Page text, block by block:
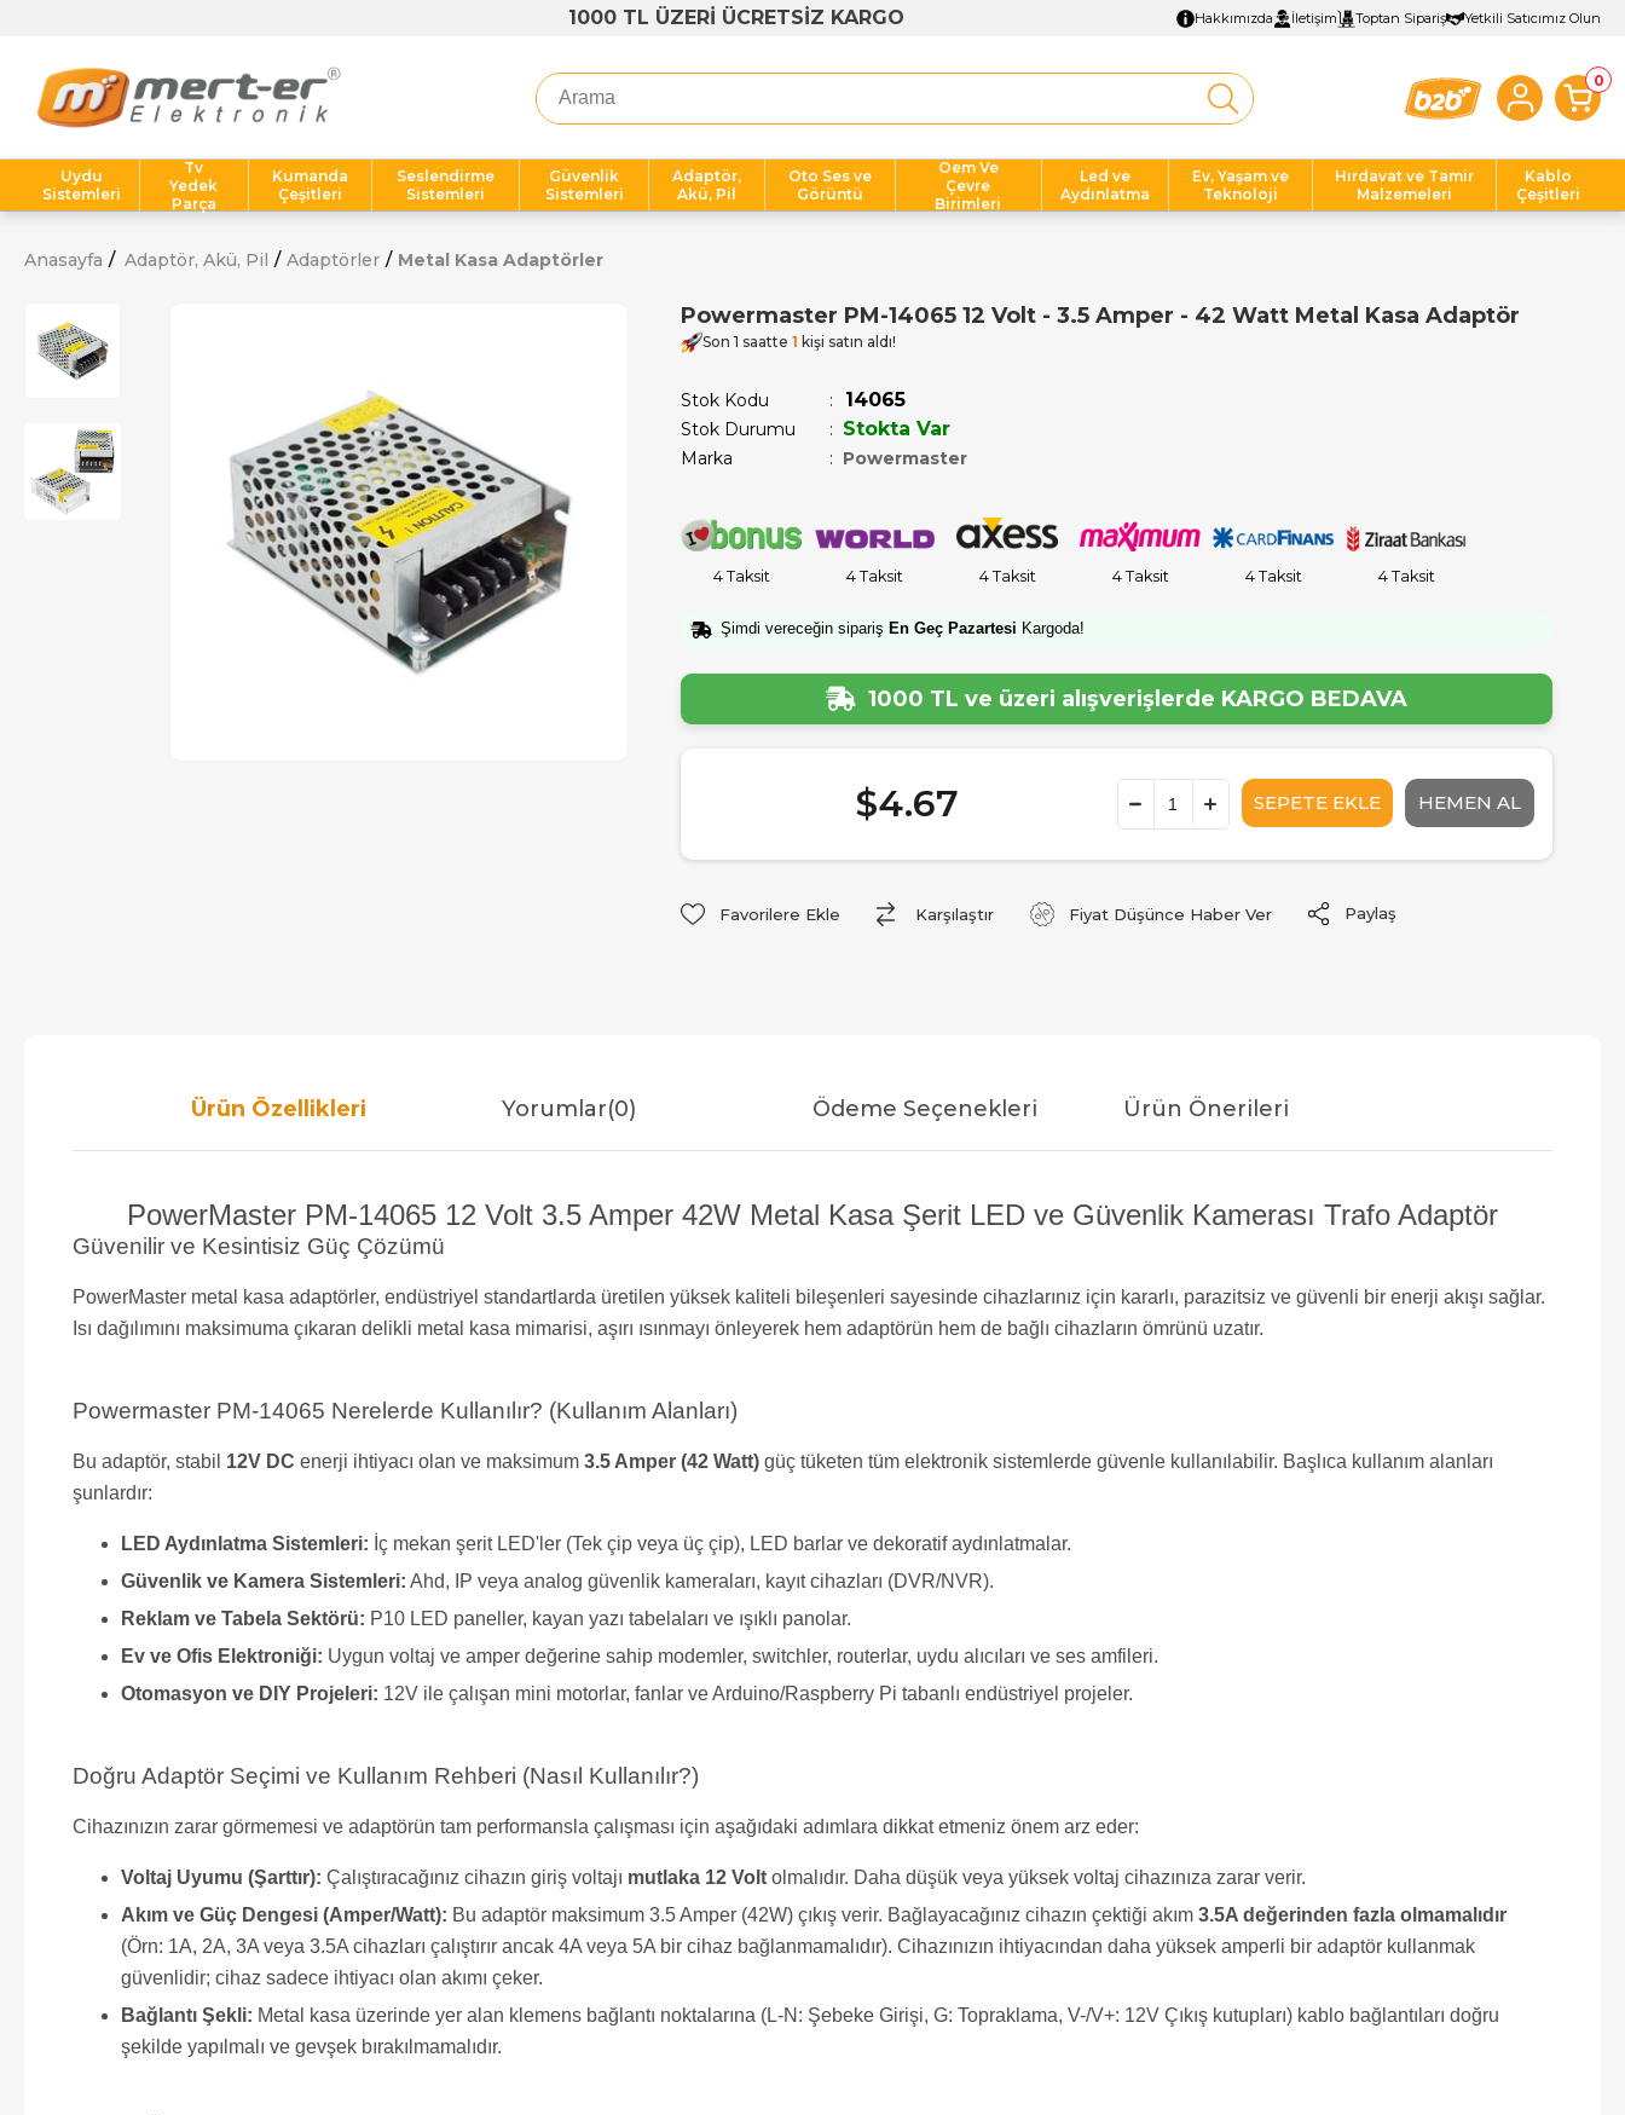
1000 TL ÜZERİ ÜCRETSİZ KARGO Hakkımızda İletişim Toptan Sipariş Yetkili Satıcımız Olun
0
Uydu
Sistemleri
Tv
Yedek
Parça
Kumanda
Çeşitleri
Seslendirme
Sistemleri
Güvenlik
Sistemleri
Adaptör,
Akü, Pil
Oto Ses ve
Görüntü
Oem Ve
Çevre
Birimleri
Led ve
Aydınlatma
Ev, Yaşam ve
Teknoloji
Hırdavat ve Tamir
Malzemeleri
Kablo
Çeşitleri
Anasayfa Adaptör, Akü, Pil Adaptörler Metal Kasa Adaptörler
Powermaster PM-14065 12 Volt - 3.5 Amper - 42 Watt Metal Kasa Adaptör
Son 1 saatte 1 kişi satın aldı!
Stok Kodu 14065
Stok Durumu : Stokta Var
Marka : Powermaster
4 Taksit 4 Taksit 4 Taksit 4 Taksit 4 Taksit 4 Taksit
Şimdi vereceğin sipariş En Geç Pazartesi Kargoda!
1000 TL ve üzeri alışverişlerde KARGO BEDAVA
$4.67
Favorilere Ekle Karşılaştır Fiyat Düşünce Haber Ver Paylaş
Ürün Özellikleri Yorumlar(0) Ödeme Seçenekleri Ürün Önerileri
PowerMaster PM-14065 12 Volt 3.5 Amper 42W Metal Kasa Şerit LED ve Güvenlik Kamerası Trafo Adaptör
Güvenilir ve Kesintisiz Güç Çözümü
PowerMaster metal kasa adaptörler, endüstriyel standartlarda üretilen yüksek kaliteli bileşenleri sayesinde cihazlarınız için kararlı, parazitsiz ve güvenli bir enerji akışı sağlar.
Isı dağılımını maksimuma çıkaran delikli metal kasa mimarisi, aşırı ısınmayı önleyerek hem adaptörün hem de bağlı cihazların ömrünü uzatır.
Powermaster PM-14065 Nerelerde Kullanılır? (Kullanım Alanları)
Bu adaptör, stabil 12V DC enerji ihtiyacı olan ve maksimum 3.5 Amper (42 Watt) güç tüketen tüm elektronik sistemlerde güvenle kullanılabilir. Başlıca kullanım alanları
şunlardır:
LED Aydınlatma Sistemleri: İç mekan şerit LED'ler (Tek çip veya üç çip), LED barlar ve dekoratif aydınlatmalar.
Güvenlik ve Kamera Sistemleri: Ahd, IP veya analog güvenlik kameraları, kayıt cihazları (DVR/NVR).
Reklam ve Tabela Sektörü: P10 LED paneller, kayan yazı tabelaları ve ışıklı panolar.
Ev ve Ofis Elektroniği: Uygun voltaj ve amper değerine sahip modemler, switchler, routerlar, uydu alıcıları ve ses amfileri.
Otomasyon ve DIY Projeleri: 12V ile çalışan mini motorlar, fanlar ve Arduino/Raspberry Pi tabanlı endüstriyel projeler.
Doğru Adaptör Seçimi ve Kullanım Rehberi (Nasıl Kullanılır?)
Cihazınızın zarar görmemesi ve adaptörün tam performansla çalışması için aşağıdaki adımlara dikkat etmeniz önem arz eder:
Voltaj Uyumu (Şarttır): Çalıştıracağınız cihazın giriş voltajı mutlaka 12 Volt olmalıdır. Daha düşük veya yüksek voltaj cihazınıza zarar verir.
Akım ve Güç Dengesi (Amper/Watt): Bu adaptör maksimum 3.5 Amper (42W) çıkış verir. Bağlayacağınız cihazın çektiği akım 3.5A değerinden fazla olmamalıdır
(Örn: 1A, 2A, 3A veya 3.5A cihazları çalıştırır ancak 4A veya 5A bir cihaz bağlanmamalıdır). Cihazınızın ihtiyacından daha yüksek amperli bir adaptör kullanmak
güvenlidir; cihaz sadece ihtiyacı olan akımı çeker.
Bağlantı Şekli: Metal kasa üzerinde yer alan klemens bağlantı noktalarına (L-N: Şebeke Girişi, G: Topraklama, V-/V+: 12V Çıkış kutupları) kablo bağlantıları doğru
şekilde yapılmalı ve gevşek bırakılmamalıdır.